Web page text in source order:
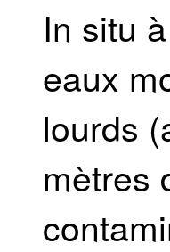
In situ
eaux
lourds
mètres